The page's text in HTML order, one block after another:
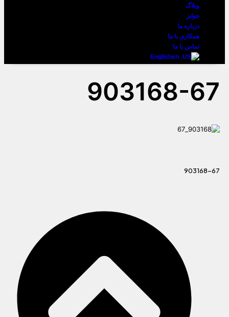
وبلاگ
جوایز
درباره ما
همکاری با ما
تماس با ما
English
903168-67
903168-67